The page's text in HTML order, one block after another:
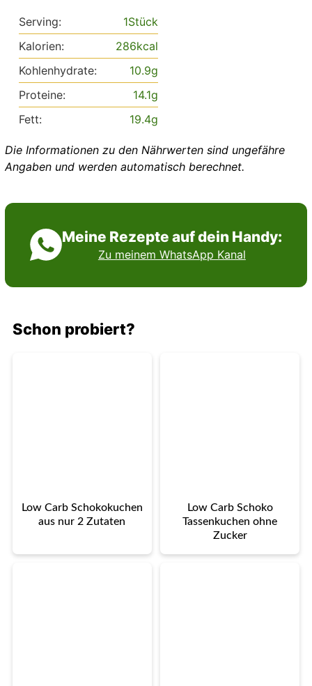
Serving: 1Stück
Kalorien:
286kcal
Kohlenhydrate:
10.9g
Proteine:
14.1g
Fett:
19.4g
Die Informationen zu den Nährwerten sind ungefähre
Angaben und werden automatisch berechnet.
Meine Rezepte auf dein Handy:
Zu meinem WhatsApp Kanal
Schon probiert?
Low Carb Schokokuchen
aus nur 2 Zutaten
Low Carb Schoko
Tassenkuchen ohne
Zucker